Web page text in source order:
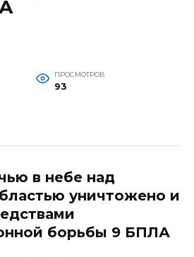
ПРОСМОТРОВ
93
в небе над
уничтожено и
борьбы 9 БПЛА